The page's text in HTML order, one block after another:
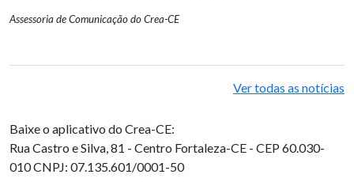
Assessoria de Comunicação do Crea-CE
Ver todas as notícias
Baixe o aplicativo do Crea-CE:
Rua Castro e Silva, 81 - Centro Fortaleza-CE - CEP 60.030-
010CNPJ: 07.135.601/0001-50